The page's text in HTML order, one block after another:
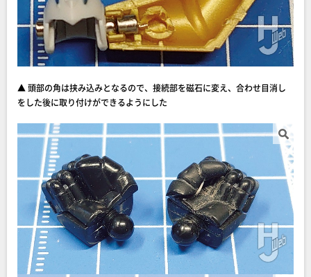
▲ 頭部の角は挟み込みとなるので、接続部を磁石に変え、合わせ目消し
をした後に取り付けができるようにした